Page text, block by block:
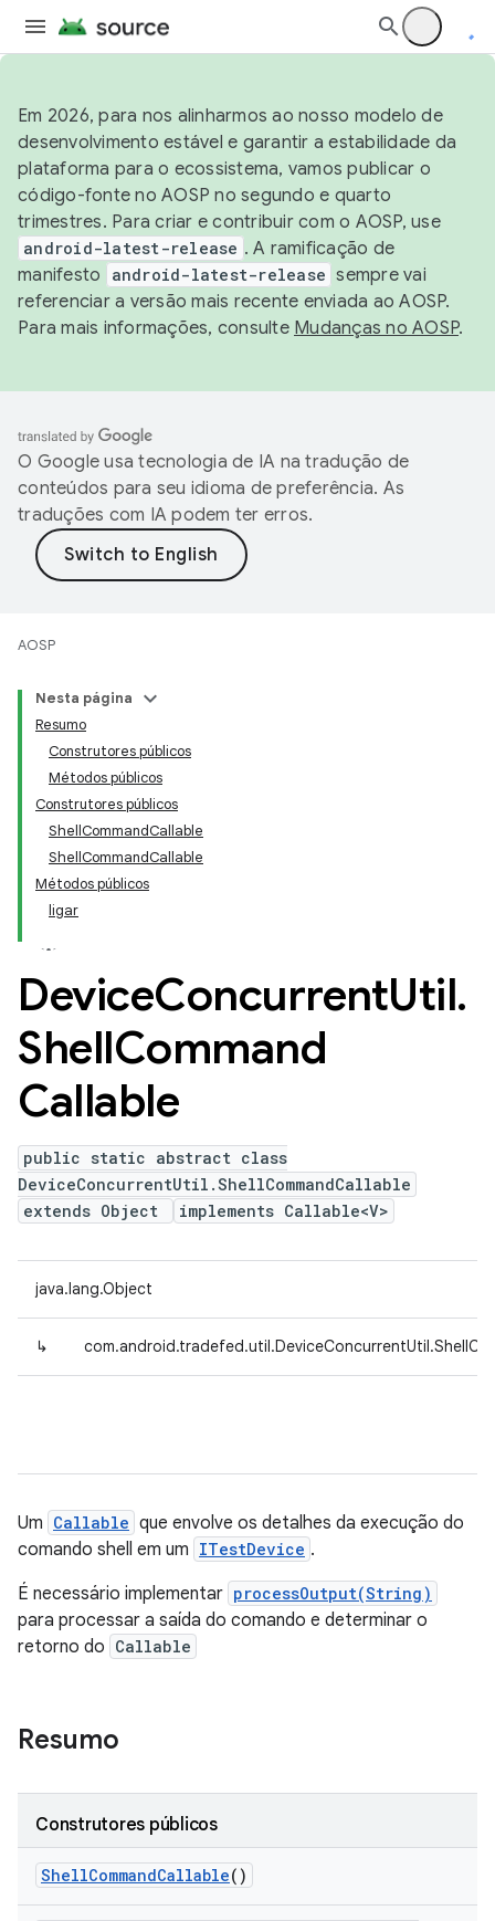
Em 2026, para nos alinharmos ao nosso modelo de
desenvolvimento estável e garantir a estabilidade da
plataforma para o ecossistema, vamos publicar o
código-fonte no AOSP no segundo e quarto
trimestres. Para criar e contribuir com o AOSP, use
android-latest-release . A ramificação de
manifesto
android-latest-release sempre vai
referenciar a versão mais recente enviada ao AOSP.
Para mais informações, consulte Mudanças no AOSP.
O Google usa tecnologia de IA na tradução de
conteúdos para seu idioma de preferência. As
traduções com IA podem ter erros.
AOSP
Nesta página
Resumo
Construtores públicos
Métodos públicos
Construtores públicos
ShellCommandCallable
ShellCommandCallable
Métodos públicos
ligar
DeviceConcurrentUtil.
ShellCommand
Callable
public static abstract class
DeviceConcurrentUtil.ShellCommandCallable
extends Object
implements Callable<V>
java.lang.Object
↳
Um Callable que envolve os detalhes da execução do
comando shell em um ITestDevice .
É necessário implementar processOutput(String)
para processar a saída do comando e determinar o
retorno do Callable
Resumo
Construtores públicos
ShellCommandCallable()